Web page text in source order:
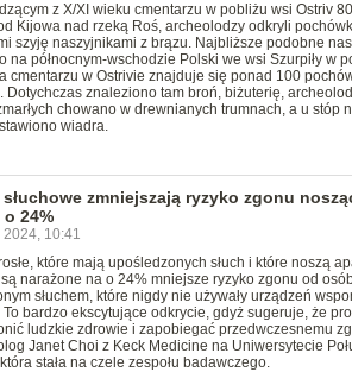
z X/XI wieku cmentarzu w pobliżu wsi Ostriv
Kijowa nad rzeką Roś, archeolodzy odkryli
szyję naszyjnikami z brązu. Najbliższe podobne
na północnym-wschodzie Polski we wsi Szurpiły w
cmentarzu w Ostrivie znajduje się ponad 100
Dotychczas znaleziono tam broń, biżuterię,
chowano w drewnianych trumnach, a u stóp
wiadra.
zmniejszają ryzyko zgonu
24%
10:41
które mają upośledzonych słuch i które noszą
są narażone na o 24% mniejsze ryzyko zgonu od
słuchem, które nigdy nie używały urządzeń
To bardzo ekscytujące odkrycie, gdyż sugeruje, że
ludzkie zdrowie i zapobiegać przedwczesnemu
Janet Choi z Keck Medicine na Uniwersytecie
stała na czele zespołu badawczego.